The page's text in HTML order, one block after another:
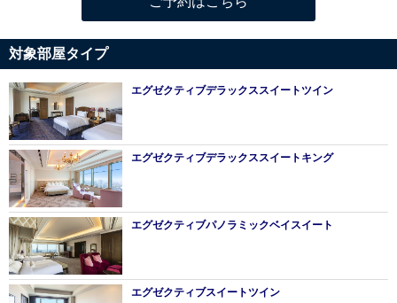
対象部屋タイプ
エグゼクティブデラックススイートツイン
エグゼクティブデラックススイートキング
エグゼクティブパノラミックベイスイート
エグゼクティブスイートツイン